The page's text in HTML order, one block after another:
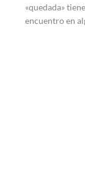
«quedada»
encuentro en